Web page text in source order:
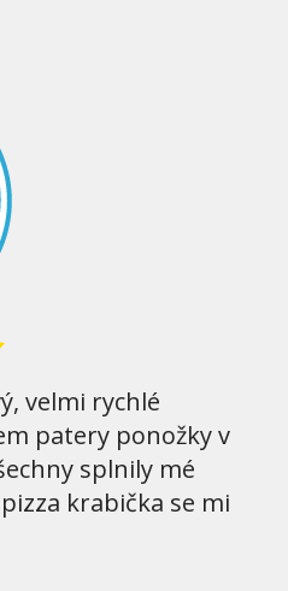
velmi rychlé
patery ponožky v
splnily mé
krabička se mi